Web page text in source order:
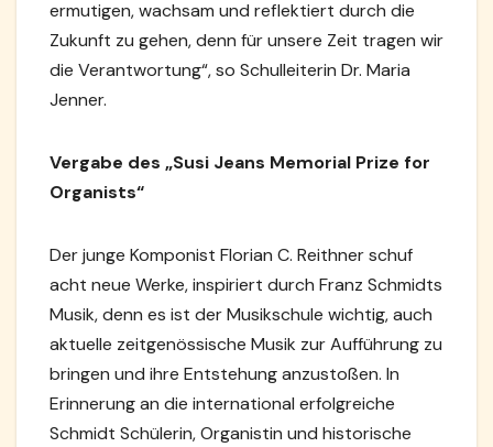
ermutigen, wachsam und reflektiert durch die
Zukunft zu gehen, denn für unsere Zeit tragen wir
die Verantwortung“, so Schulleiterin Dr. Maria
Jenner.
Vergabe des „Susi Jeans Memorial Prize for
Organists“
Der junge Komponist Florian C. Reithner schuf
acht neue Werke, inspiriert durch Franz Schmidts
Musik, denn es ist der Musikschule wichtig, auch
aktuelle zeitgenössische Musik zur Aufführung zu
bringen und ihre Entstehung anzustoßen. In
Erinnerung an die international erfolgreiche
Schmidt Schülerin, Organistin und historische